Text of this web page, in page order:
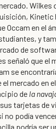
Wilkes
Kinetic
Occam en el
y
de
señaló que el
se
mercado en
de la
tarjetas de
no podía
podría ser